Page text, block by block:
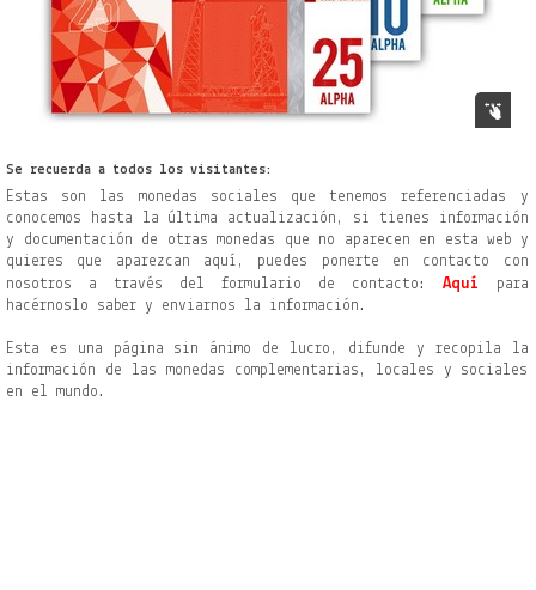
Se recuerda a todos los visitantes:
Estas son las monedas sociales que tenemos referenciadas y
conocemos hasta la última actualización, si tienes información
y documentación de otras monedas que no aparecen en esta web y
quieres que aparezcan aquí, puedes ponerte en contacto con
nosotros a través del formulario de contacto: Aquí
para
hacérnoslo saber y enviarnos la información.
Esta es una página sin ánimo de lucro, difunde y recopila la
información de las monedas complementarias, locales y sociales
en el mundo.